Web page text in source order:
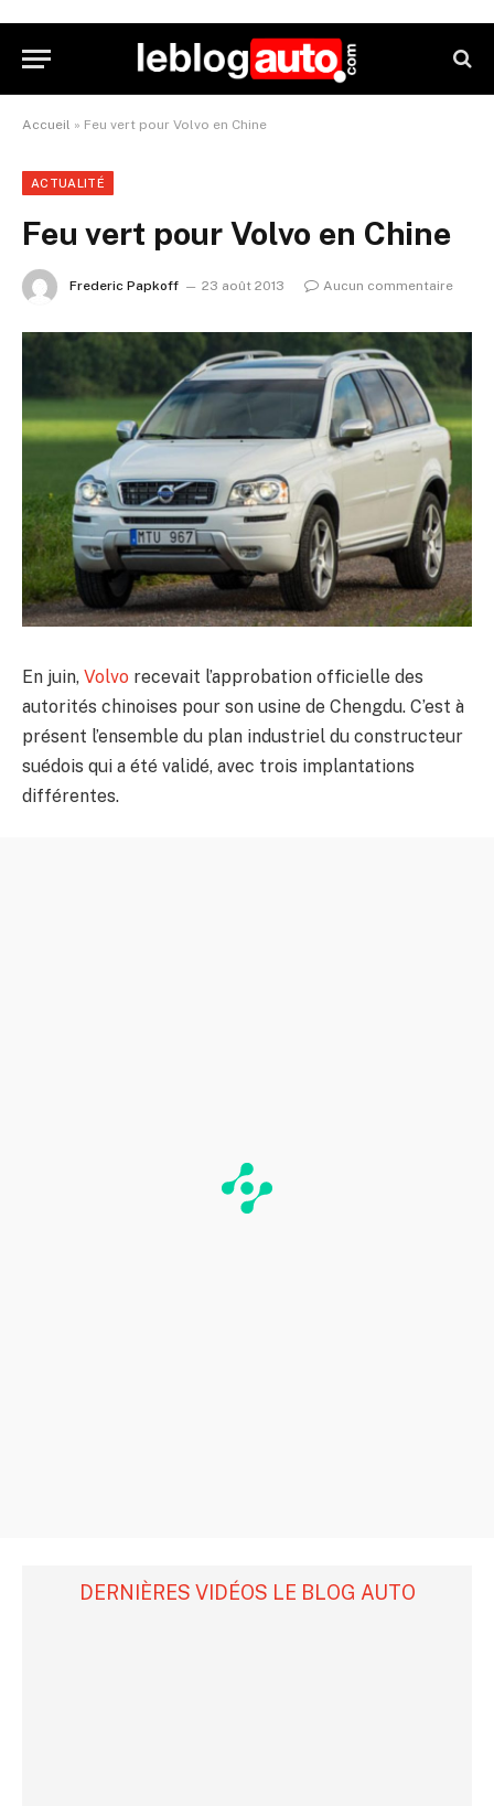
Accueil » Feu vert pour Volvo en Chine
ACTUALITÉ
Feu vert pour Volvo en Chine
Frederic Papkoff 23 août 2013 Aucun commentaire
En juin, Volvo recevait l’approbation officielle des
autorités chinoises pour son usine de Chengdu. C’est à
présent l’ensemble du plan industriel du constructeur
suédois qui a été validé, avec trois implantations
différentes.
DERNIÈRES VIDÉOS LE BLOG AUTO